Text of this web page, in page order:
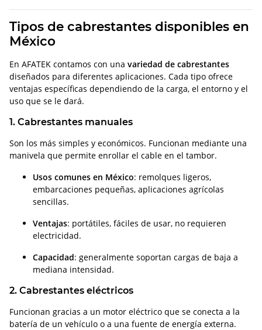
Tipos de cabrestantes disponibles en
México
En AFATEK contamos con una variedad de cabrestantes
diseñados para diferentes aplicaciones. Cada tipo ofrece
ventajas específicas dependiendo de la carga, el entorno y el
uso que se le dará.
1. Cabrestantes manuales
Son los más simples y económicos. Funcionan mediante una
manivela que permite enrollar el cable en el tambor.
Usos comunes en México: remolques ligeros,
embarcaciones pequeñas, aplicaciones agrícolas
sencillas.
Ventajas: portátiles, fáciles de usar, no requieren
electricidad.
Capacidad: generalmente soportan cargas de baja a
mediana intensidad.
2. Cabrestantes eléctricos
Funcionan gracias a un motor eléctrico que se conecta a la
batería de un vehículo o a una fuente de energía externa.